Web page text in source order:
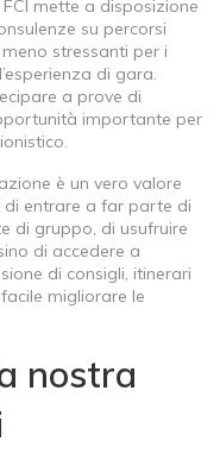
mette a disposizione
su percorsi
stressanti per i
di gara.
a prove di
importante per
è un vero valore
di entrare a far parte di
di gruppo, di usufruire
di accedere a
di consigli, itinerari
migliorare le
nostra